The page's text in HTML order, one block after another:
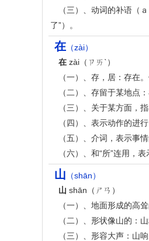
（三）、动词的补语（
了”）。
在 （zài）
在 zài（ㄗㄞˋ）
（一）、存，居：存在
（二）、存留于某地点
（三）、关于某方面，
（四）、表示动作的进
（五）、介词，表示事
（六）、和“所”连用，
山 （shān）
山 shān（ㄕㄢ）
（一）、地面形成的高
（二）、形状像山的：
（三）、形容大声：山